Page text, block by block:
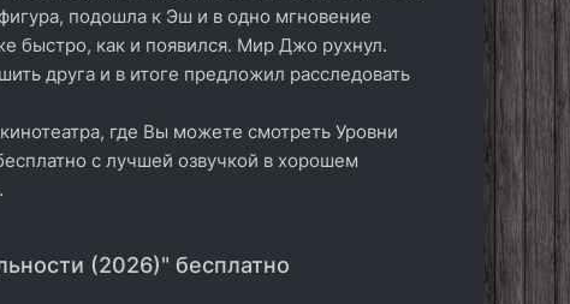
подошла к Эш и в одно мгновение
быстро, как и появился. Мир Джо рухнул.
друга и в итоге предложил расследовать
где Вы можете смотреть Уровни
с лучшей озвучкой в хорошем
(2026)" бесплатно